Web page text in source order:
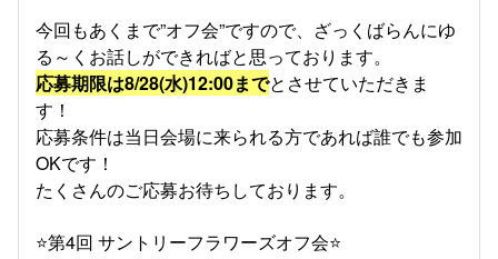
今回もあくまで”オフ会”ですので、ざっくばらんにゆ
る～くお話しができればと思っております。
応募期限は8/28(水)12:00までとさせていただきま
す！
応募条件は当日会場に来られる方であれば誰でも参加
OKです！
たくさんのご応募お待ちしております。
⭐第4回 サントリーフラワーズオフ会⭐